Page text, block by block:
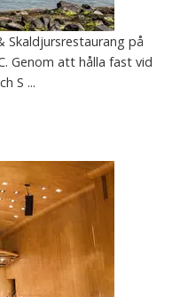
Skaldjursrestaurang på
Genom att hålla fast vid
S ...